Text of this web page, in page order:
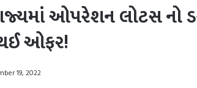
ઓપરેશન લોટસ નો
થઈ ઓફર!
19, 2022